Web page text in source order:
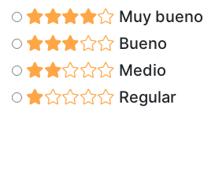
Muy bueno
Bueno
Medio
Regular